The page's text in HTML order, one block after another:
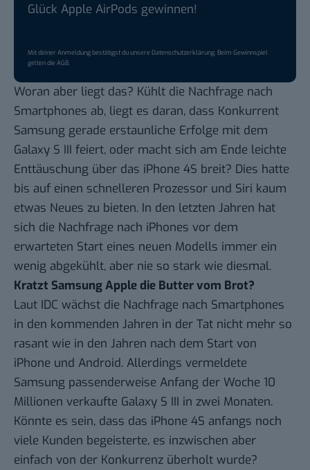
Glück Apple AirPods gewinnen!
Mit deiner Anmeldung bestätigst du unsereDatenschutzerklärung. Beim Gewinnspiel
gelten dieAGB.
Woran aber liegt das? Kühlt die Nachfrage nach
Smartphones ab, liegt es daran, dass Konkurrent
Samsung gerade erstaunliche Erfolge mit dem
Galaxy S III feiert, oder macht sich am Ende leichte
Enttäuschung über das iPhone 4S breit? Dies hatte
bis auf einen schnelleren Prozessor und Siri kaum
etwas Neues zu bieten. In den letzten Jahren hat
sich die Nachfrage nach iPhones vor dem
erwarteten Start eines neuen Modells immer ein
wenig abgekühlt, aber nie so stark wie diesmal.
Kratzt Samsung Apple die Butter vom Brot?
Laut IDC wächst die Nachfrage nach Smartphones
in den kommenden Jahren in der Tat nicht mehr so
rasant wie in den Jahren nach dem Start von
iPhone und Android. Allerdings vermeldete
Samsung passenderweise Anfang der Woche 10
Millionen verkaufte Galaxy S III in zwei Monaten.
Könnte es sein, dass das iPhone 4S anfangs noch
viele Kunden begeisterte, es inzwischen aber
einfach von der Konkurrenz überholt wurde?